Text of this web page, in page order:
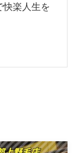
快楽人生を